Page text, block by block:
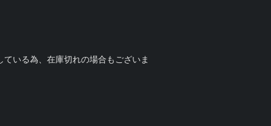
いる為、在庫切れの場合もございま